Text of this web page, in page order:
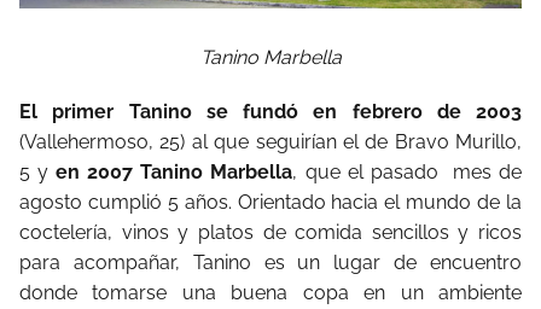
Tanino Marbella
El primer Tanino se fundó en febrero de 2003
(Vallehermoso, 25) al que seguirían el de Bravo Murillo,
5 y en 2007 Tanino Marbella, que el pasado mes de
agosto cumplió 5 años. Orientado hacia el mundo de la
coctelería, vinos y platos de comida sencillos y ricos
para
acompañar, Tanino es un lugar de encuentro
donde
tomarse una buena copa en un
ambiente